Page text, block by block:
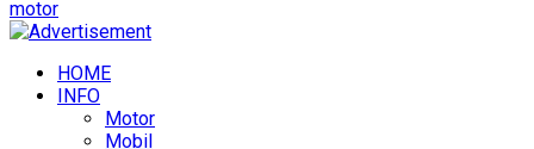
HOME
INFO
Motor
Mobil